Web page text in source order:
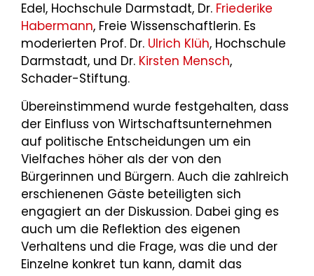
Edel, Hochschule Darmstadt, Dr. Friederike
Habermann, Freie Wissenschaftlerin. Es
moderierten Prof. Dr. Ulrich Klüh, Hochschule
Darmstadt, und Dr. Kirsten Mensch,
Schader-Stiftung.
Übereinstimmend wurde festgehalten, dass
der Einfluss von Wirtschaftsunternehmen
auf politische Entscheidungen um ein
Vielfaches höher als der von den
Bürgerinnen und Bürgern. Auch die zahlreich
erschienenen Gäste beteiligten sich
engagiert an der Diskussion. Dabei ging es
auch um die Reflektion des eigenen
Verhaltens und die Frage, was die und der
Einzelne konkret tun kann, damit das